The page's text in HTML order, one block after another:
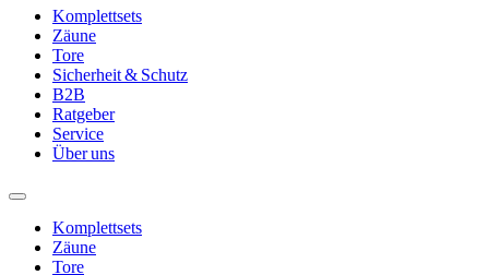
Komplettsets
Zäune
Tore
Sicherheit & Schutz
B2B
Ratgeber
Service
Über uns
Komplettsets
Zäune
Tore